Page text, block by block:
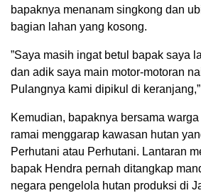
bapaknya menanam singkong dan
bagian lahan yang kosong.
”Saya masih ingat betul bapak saya
dan adik saya main motor-motoran
Pulangnya kami dipikul di
Kemudian, bapaknya bersama
ramai menggarap kawasan hutan
Perhutani atau Perhutani. Lantaran
bapak Hendra pernah ditangkap
negara pengelola hutan produksi di